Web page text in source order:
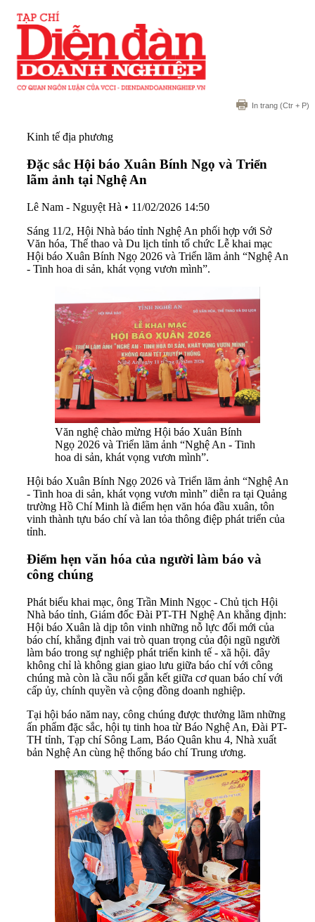
In trang (Ctr + P)
Kinh tế địa phương
Đặc sắc Hội báo Xuân Bính Ngọ và Triển
lãm ảnh tại Nghệ An
Lê Nam - Nguyệt Hà • 11/02/2026 14:50
Sáng 11/2, Hội Nhà báo tỉnh Nghệ An phối hợp với Sở
Văn hóa, Thể thao và Du lịch tỉnh tổ chức Lễ khai mạc
Hội báo Xuân Bính Ngọ 2026 và Triển lãm ảnh “Nghệ An
- Tinh hoa di sản, khát vọng vươn mình”.
Văn nghệ chào mừng Hội báo Xuân Bính
Ngọ 2026 và Triển lãm ảnh “Nghệ An - Tinh
hoa di sản, khát vọng vươn mình”.
Hội báo Xuân Bính Ngọ 2026 và Triển lãm ảnh “Nghệ An
- Tinh hoa di sản, khát vọng vươn mình” diễn ra tại Quảng
trường Hồ Chí Minh là điểm hẹn văn hóa đầu xuân, tôn
vinh thành tựu báo chí và lan tỏa thông điệp phát triển của
tỉnh.
Điểm hẹn văn hóa của người làm báo và
công chúng
Phát biểu khai mạc, ông Trần Minh Ngọc - Chủ tịch Hội
Nhà báo tỉnh, Giám đốc Đài PT-TH Nghệ An khẳng định:
Hội báo Xuân là dịp tôn vinh những nỗ lực đổi mới của
báo chí, khẳng định vai trò quan trọng của đội ngũ người
làm báo trong sự nghiệp phát triển kinh tế - xã hội. đây
không chỉ là không gian giao lưu giữa báo chí với công
chúng mà còn là cầu nối gắn kết giữa cơ quan báo chí với
cấp ủy, chính quyền và cộng đồng doanh nghiệp.
Tại hội báo năm nay, công chúng được thưởng lãm những
ấn phẩm đặc sắc, hội tụ tinh hoa từ Báo Nghệ An, Đài PT-
TH tỉnh, Tạp chí Sông Lam, Báo Quân khu 4, Nhà xuất
bản Nghệ An cùng hệ thống báo chí Trung ương.